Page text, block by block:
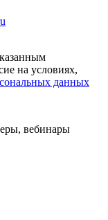
на условиях,
данных
вебинары